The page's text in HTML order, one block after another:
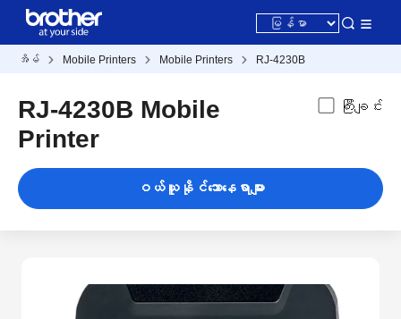
အိမ် Mobile Printers Mobile Printers RJ-4230B
RJ-4230B Mobile
Printer
ကြီးချင်း
ဝယ်ယူနိုင်သောနေရာများ